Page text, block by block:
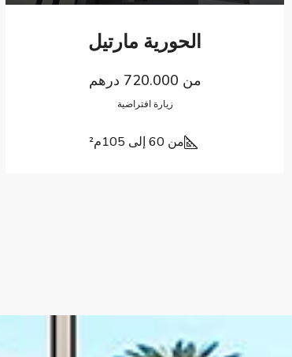
الحورية مارتيل
من
زيارة افتراضية
من 60 إلى 105 م²